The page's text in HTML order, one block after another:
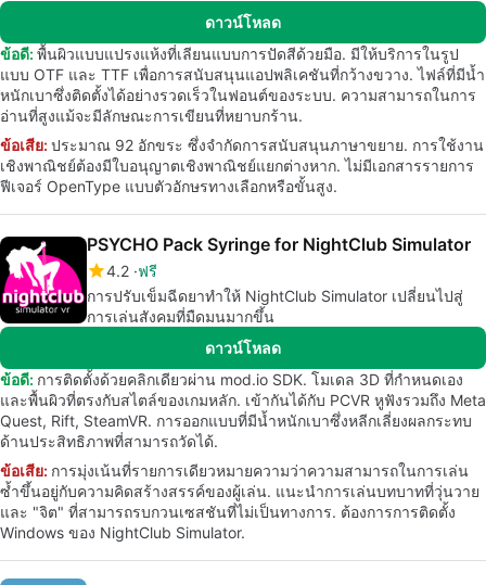
ดาวน์โหลด
ข้อดี: พื้นผิวแบบแปรงแห้งที่เลียนแบบการปัดสีด้วยมือ. มีให้บริการในรูป
แบบ OTF และ TTF เพื่อการสนับสนุนแอปพลิเคชันที่กว้างขวาง. ไฟล์ที่มีน้ำ
หนักเบาซึ่งติดตั้งได้อย่างรวดเร็วในฟอนต์ของระบบ. ความสามารถในการ
อ่านที่สูงแม้จะมีลักษณะการเขียนที่หยาบกร้าน.
ข้อเสีย: ประมาณ 92 อักขระ ซึ่งจำกัดการสนับสนุนภาษาขยาย. การใช้งาน
เชิงพาณิชย์ต้องมีใบอนุญาตเชิงพาณิชย์แยกต่างหาก. ไม่มีเอกสารรายการ
ฟีเจอร์ OpenType แบบตัวอักษรทางเลือกหรือขั้นสูง.
PSYCHO Pack Syringe for NightClub Simulator
4.2 ฟรี
การปรับเข็มฉีดยาทำให้ NightClub Simulator เปลี่ยนไปสู่
การเล่นสังคมที่มืดมนมากขึ้น
ดาวน์โหลด
ข้อดี: การติดตั้งด้วยคลิกเดียวผ่าน mod.io SDK. โมเดล 3D ที่กำหนดเอง
และพื้นผิวที่ตรงกับสไตล์ของเกมหลัก. เข้ากันได้กับ PCVR หูฟังรวมถึง Meta
Quest, Rift, SteamVR. การออกแบบที่มีน้ำหนักเบาซึ่งหลีกเลี่ยงผลกระทบ
ด้านประสิทธิภาพที่สามารถวัดได้.
ข้อเสีย: การมุ่งเน้นที่รายการเดียวหมายความว่าความสามารถในการเล่น
ซ้ำขึ้นอยู่กับความคิดสร้างสรรค์ของผู้เล่น. แนะนำการเล่นบทบาทที่วุ่นวาย
และ "จิต" ที่สามารถรบกวนเซสชันที่ไม่เป็นทางการ. ต้องการการติดตั้ง
Windows ของ NightClub Simulator.